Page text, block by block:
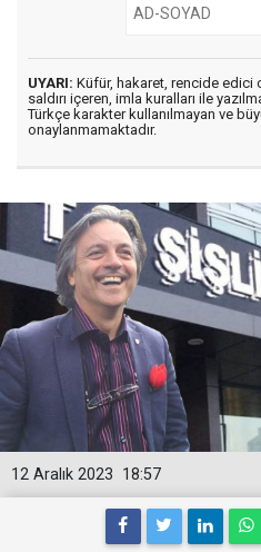
UYARI: Küfür, hakaret, rencide edici
saldırı içeren, imla kuralları ile
Türkçe karakter kullanılmayan ve
onaylanmamaktadır.
18:57
12 Aralık 2023